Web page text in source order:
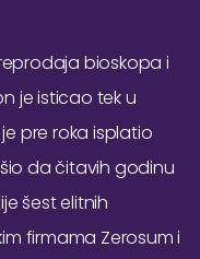
bioskopa i
je isticao tek u
pre roka isplatio
da čitavih godinu
šest elitnih
firmama Zerosum i